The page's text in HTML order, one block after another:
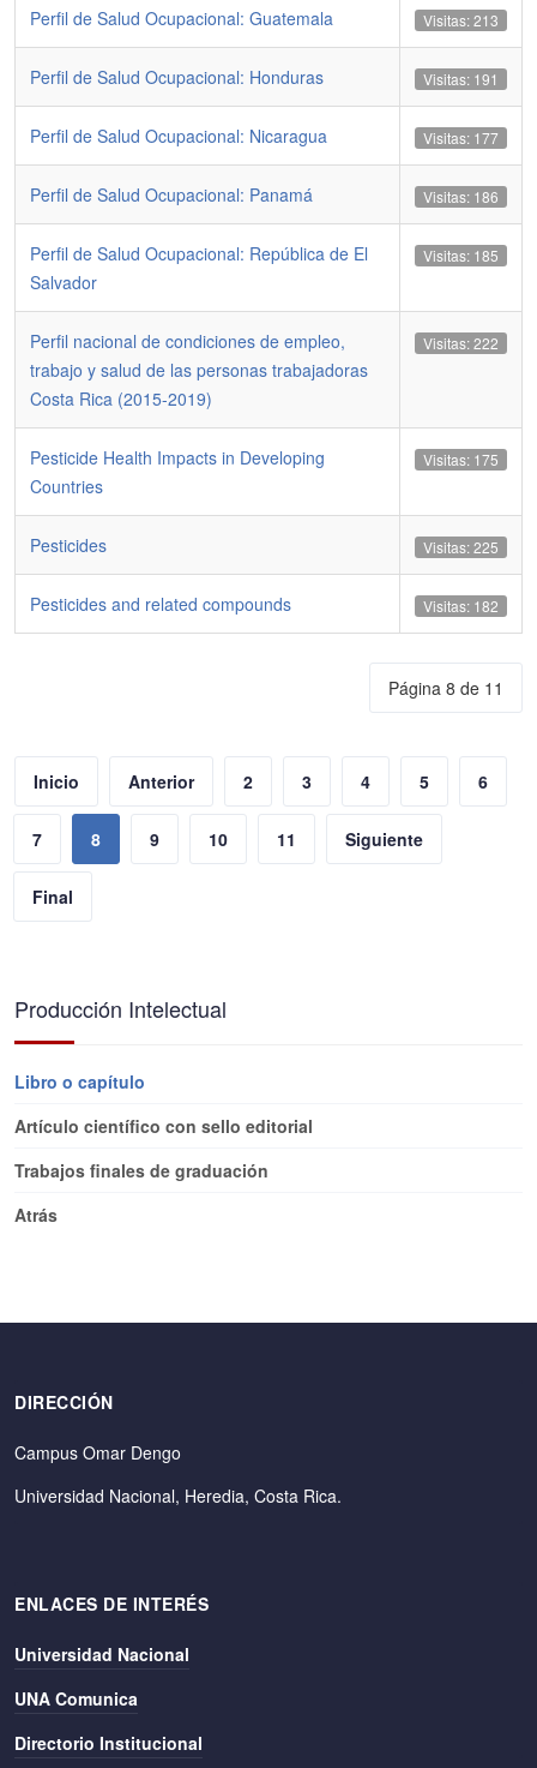
Perfil de Salud Ocupacional: Guatemala Visitas: 213
Perfil de Salud Ocupacional: Honduras Visitas: 191
Perfil de Salud Ocupacional: Nicaragua Visitas: 177
Perfil de Salud Ocupacional: Panamá Visitas: 186
Perfil de Salud Ocupacional: República de El
Salvador
Visitas: 185
Perfil nacional de condiciones de empleo,
trabajo y salud de las personas trabajadoras
Costa Rica (2015-2019)
Visitas: 222
Pesticide Health Impacts in Developing
Countries
Visitas: 175
Pesticides Visitas: 225
Pesticides and related compounds Visitas: 182
Página 8 de 11
Inicio Anterior 2 3 4 5 6
7 8 9 10 11 Siguiente
Final
Producción Intelectual
Libro o capítulo
Artículo científico con sello editorial
Trabajos finales de graduación
Atrás
DIRECCIÓN
Campus Omar Dengo
Universidad Nacional, Heredia, Costa Rica.
ENLACES DE INTERÉS
Universidad Nacional
UNA Comunica
Directorio Institucional